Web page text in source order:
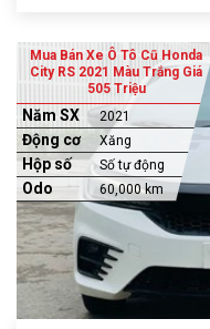
Mua Bán Xe Ô Tô Cũ Honda
City RS 2021 Màu Trắng Giá
505 Triệu
Năm SX 2021
Động cơ Xăng
Hộp số Số tự động
Odo 60,000 km